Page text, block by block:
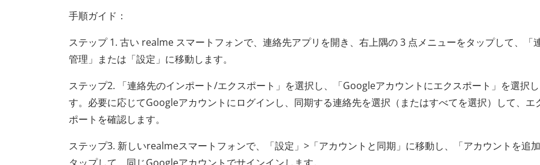
手順ガイド：
ステップ 1. 古い realme スマートフォンで、連絡先アプリを開き、右上隅の 3 点メニューをタップして、「
管理」または「設定」に移動します。
ステップ2. 「連絡先のインポート/エクスポート」を選択し、「Googleアカウントにエクスポート」を選択し
す。必要に応じてGoogleアカウントにログインし、同期する連絡先を選択（またはすべてを選択）して、エ
ポートを確認します。
ステップ3. 新しいrealmeスマートフォンで、「設定」>「アカウントと同期」に移動し、「アカウントを追